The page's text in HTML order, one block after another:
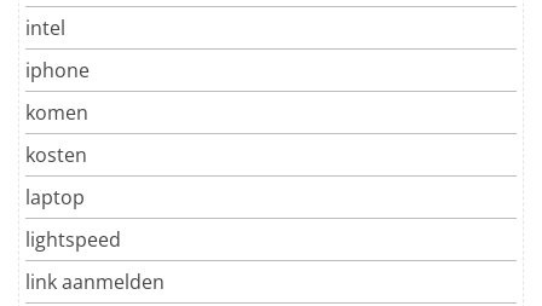
intel
iphone
komen
kosten
laptop
lightspeed
link aanmelden